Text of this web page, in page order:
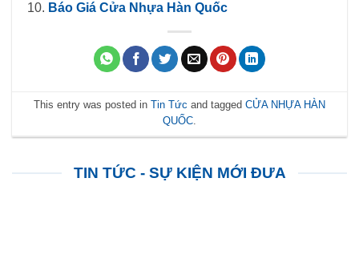
Báo Giá Cửa Nhựa Hàn Quốc
This entry was posted in Tin Tức and tagged CỬA NHỰA HÀN
QUỐC.
TIN TỨC - SỰ KIỆN MỚI ĐƯA